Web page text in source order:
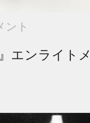
ント
エンライト